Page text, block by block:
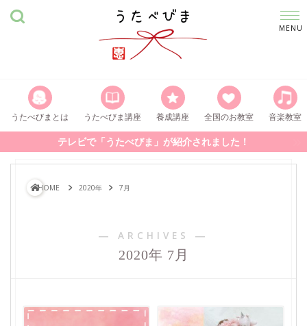
うたべびまとは うたべびま講座 養成講座 全国のお教室 音楽教室
テレビで「うたべびま」が紹介されました！
HOME 2020年 7月
― ARCHIVES ―
2020年 7月